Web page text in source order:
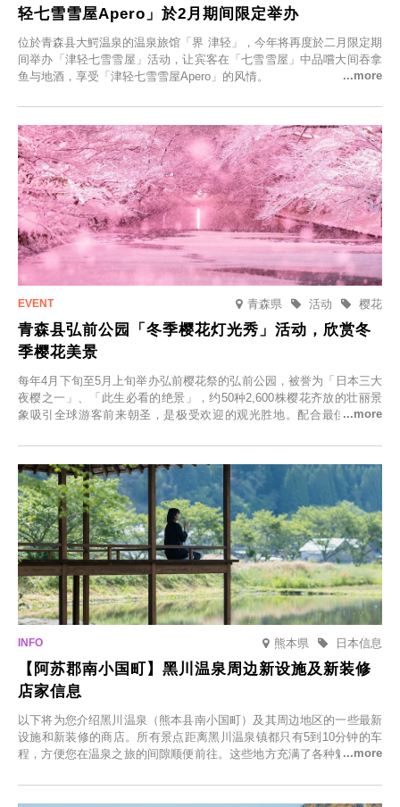
轻七雪雪屋Apero」於2月期间限定举办
位於青森县大鰐温泉的温泉旅馆「界 津轻」，今年将再度於二月限定期
间举办「津轻七雪雪屋」活动，让宾客在「七雪雪屋」中品嚐大间吞拿
鱼与地酒，享受「津轻七雪雪屋Apero」的风情。
青森県 樱花
活动
青森县弘前公园「冬季樱花灯光秀」活动，欣赏冬
季樱花美景
每年4月下旬至5月上旬举办弘前樱花祭的弘前公园，被誉为「日本三大
夜樱之一」、「此生必看的绝景」，约50种2,600株樱花齐放的壮丽景
象吸引全球游客前来朝圣，是极受欢迎的观光胜地。配合最佳观雪时
「冬季樱花灯光秀」。
熊本県 日本信息
【阿苏郡南小国町】黑川温泉周边新设施及新装修
店家信息
以下将为您介绍黑川温泉（熊本县南小国町）及其周边地区的一些最新
设施和新装修的商店。所有景点距离黑川温泉镇都只有5到10分钟的车
程，方便您在温泉之旅的间隙顺便前往。这些地方充满了各种魅力，包
食材的餐厅。让您体验黑川温泉的全新乐趣。